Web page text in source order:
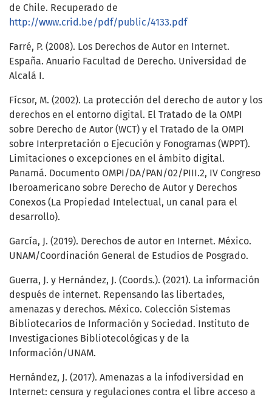
de Chile. Recuperado de
http://www.crid.be/pdf/public/4133.pdf
Farré, P. (2008). Los Derechos de Autor en Internet.
España. Anuario Facultad de Derecho. Universidad de
Alcalá I.
Fícsor, M. (2002). La protección del derecho de autor y los
derechos en el entorno digital. El Tratado de la OMPI
sobre Derecho de Autor (WCT) y el Tratado de la OMPI
sobre Interpretación o Ejecución y Fonogramas (WPPT).
Limitaciones o excepciones en el ámbito digital.
Panamá. Documento OMPI/DA/PAN/02/PIII.2, IV Congreso
Iberoamericano sobre Derecho de Autor y Derechos
Conexos (La Propiedad Intelectual, un canal para el
desarrollo).
García, J. (2019). Derechos de autor en Internet. México.
UNAM/Coordinación General de Estudios de Posgrado.
Guerra, J. y Hernández, J. (Coords.). (2021). La información
después de internet. Repensando las libertades,
amenazas y derechos. México. Colección Sistemas
Bibliotecarios de Información y Sociedad. Instituto de
Investigaciones Bibliotecológicas y de la
Información/UNAM.
Hernández, J. (2017). Amenazas a la infodiversidad en
Internet: censura y regulaciones contra el libre acceso a